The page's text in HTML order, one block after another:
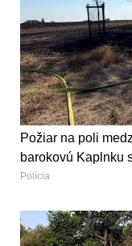
Požiar na poli
barokovú Kaplnku
Polícia